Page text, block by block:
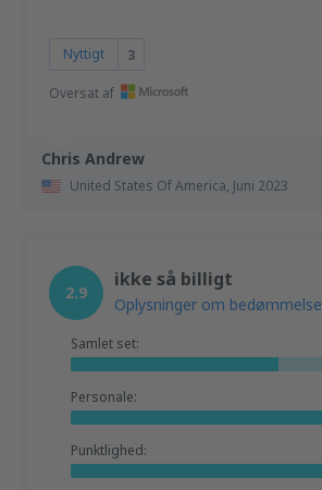
Chris Andrew
United States Of America, Juni 2023
Nyttigt 3
Oversat af
2.9
ikke så billigt
Oplysninger om bedømmelse
Samlet set:
Personale:
Punktlighed: